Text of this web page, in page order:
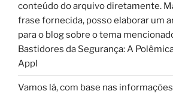
conteúdo do arquivo diretamente.
frase fornecida, posso elaborar um
para o blog sobre o tema
Bastidores da Segurança: A
Appl
Vamos lá, com base nas